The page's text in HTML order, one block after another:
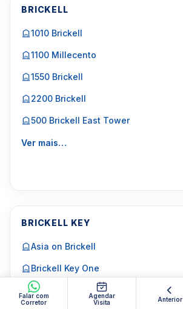
Falar com
Corretor
Agendar
Visita
Anterior
BRICKELL
1010 Brickell
1100 Millecento
1550 Brickell
2200 Brickell
500 Brickell East Tower
Ver mais…
BRICKELL KEY
Asia on Brickell
Brickell Key One
Brickell Key Two